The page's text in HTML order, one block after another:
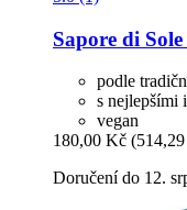
Sapore di Sole
podle
s nejlepšími
vegan
180,00 Kč
Doručení do 12.